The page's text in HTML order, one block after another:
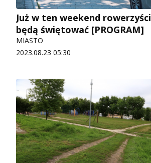
Już w ten weekend rowerzyści
będą świętować [PROGRAM]
MIASTO
2023.08.23 05:30